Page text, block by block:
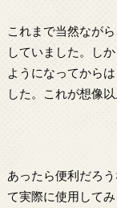
これまで当然なが
していました。し
ようになってから
した。これが想像
あったら便利だろ
て実際に使用して